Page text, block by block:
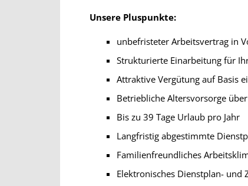
Unsere Pluspunkte:
unbefristeter Arbeitsvertrag in
Strukturierte Einarbeitung für
Attraktive Vergütung auf Basis
Betriebliche Altersvorsorge
Bis zu 39 Tage Urlaub pro Jahr
Langfristig abgestimmte
Familienfreundliches
Elektronisches Dienstplan- und